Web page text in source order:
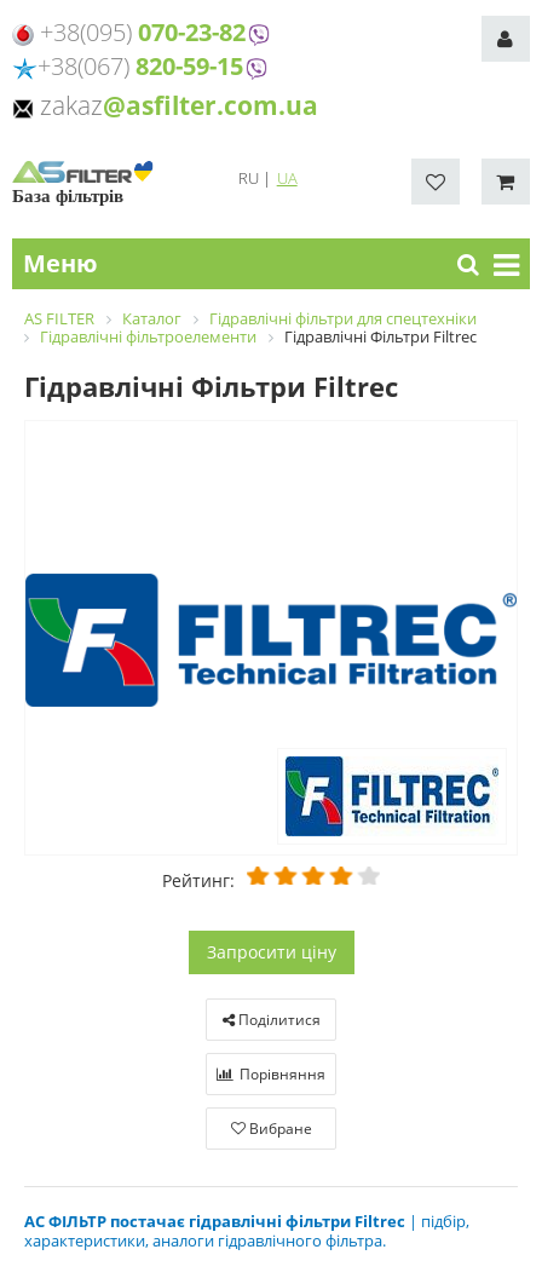
+38(095)070-23-82
+38(067)820-59-15
zakaz@asfilter.com.ua
База фільтрів
RU | UA
Меню
AS FILTER Каталог
Гідравлічні фільтри для спецтехніки
Гідравлічні фільтроелементи
Гідравлічні Фільтри Filtrec
Гідравлічні Фільтри Filtrec
Рейтинг:
Запросити ціну
Поділитися
Порівняння
Вибране
АС ФІЛЬТР постачає гідравлічні фільтри Filtrec | підбір,
характеристики, аналоги гідравлічного фільтра.